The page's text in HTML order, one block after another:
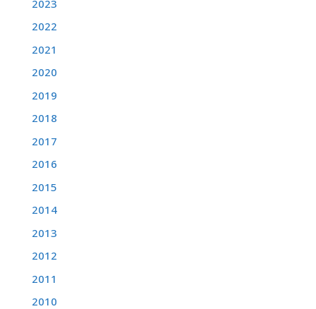
2023
2022
2021
2020
2019
2018
2017
2016
2015
2014
2013
2012
2011
2010